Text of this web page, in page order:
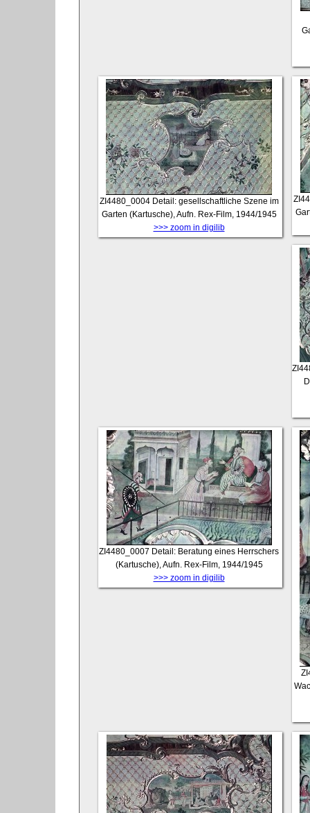
ZI4480_0004 Detail: gesellschaftliche Szene im
Garten (Kartusche), Aufn. Rex-Film, 1944/1945
>>> zoom in digilib
ZI4480_0007 Detail: Beratung eines Herrschers
(Kartusche), Aufn. Rex-Film, 1944/1945
>>> zoom in digilib